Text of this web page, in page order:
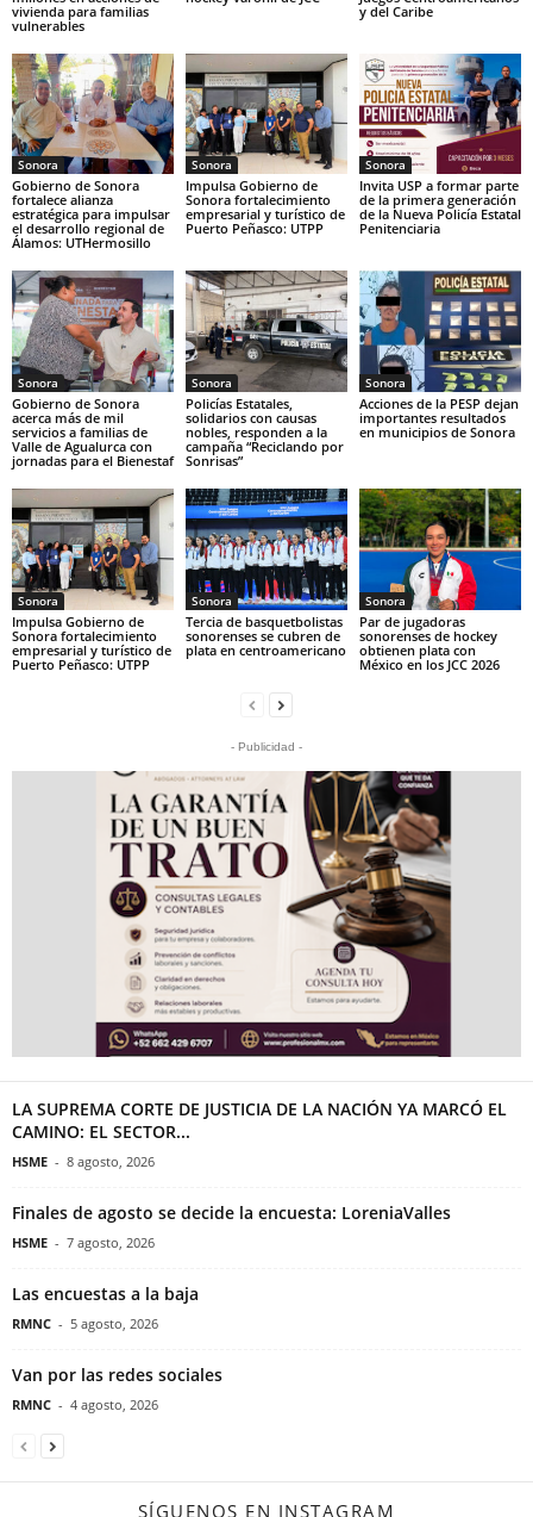
vivienda para familias
vulnerables
y del Caribe
Sonora
Gobierno de Sonora
fortalece alianza
estratégica para impulsar
el desarrollo regional de
Álamos: UTHermosillo
Sonora
Impulsa Gobierno de
Sonora fortalecimiento
empresarial y turístico de
Puerto Peñasco: UTPP
Sonora
Invita USP a formar parte
de la primera generación
de la Nueva Policía Estatal
Penitenciaria
Sonora
Gobierno de Sonora
acerca más de mil
servicios a familias de
Valle de Agualurca con
jornadas para el Bienestaf
Sonora
Policías Estatales,
solidarios con causas
nobles, responden a la
campaña “Reciclando por
Sonrisas”
Sonora
Acciones de la PESP dejan
importantes resultados
en municipios de Sonora
Sonora
Impulsa Gobierno de
Sonora fortalecimiento
empresarial y turístico de
Puerto Peñasco: UTPP
Sonora
Tercia de basquetbolistas
sonorenses se cubren de
plata en centroamericano
Sonora
Par de jugadoras
sonorenses de hockey
obtienen plata con
México en los JCC 2026
- Publicidad -
LA SUPREMA CORTE DE JUSTICIA DE LA NACIÓN YA MARCÓ EL
CAMINO: EL SECTOR...
HSME - 8 agosto, 2026
Finales de agosto se decide la encuesta: LoreniaValles
HSME - 7 agosto, 2026
Las encuestas a la baja
RMNC - 5 agosto, 2026
Van por las redes sociales
RMNC - 4 agosto, 2026
SÍGUENOS EN INSTAGRAM